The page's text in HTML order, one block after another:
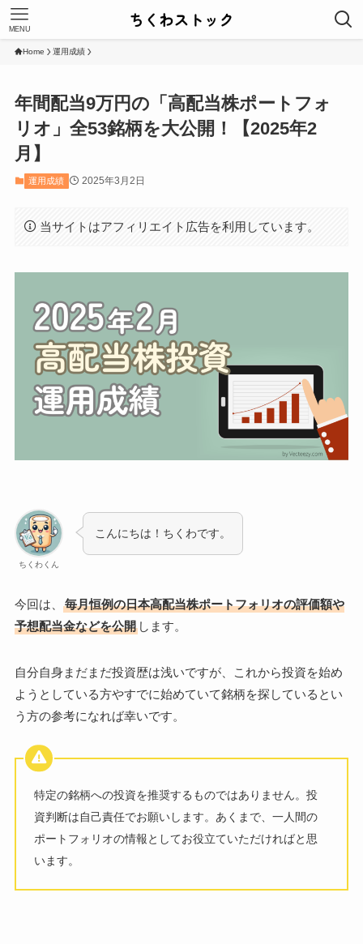
MENU
Home 運用成績
年間配当9万円の「高配当株ポートフォ
リオ」全53銘柄を大公開！【2025年2
月】
運用成績 2025年3月2日
当サイトはアフィリエイト広告を利用しています。
ちくわくん
こんにちは！ちくわです。
今回は、
毎月恒例の日本高配当株ポートフォリオの評価額や
予想配当金などを公開します。
自分自身まだまだ投資歴は浅いですが、これから投資を始め
ようとしている方やすでに始めていて銘柄を探しているとい
う方の参考になれば幸いです。
特定の銘柄への投資を推奨するものではありません。投
資判断は自己責任でお願いします。あくまで、一人間の
ポートフォリオの情報としてお役立ていただければと思
います。